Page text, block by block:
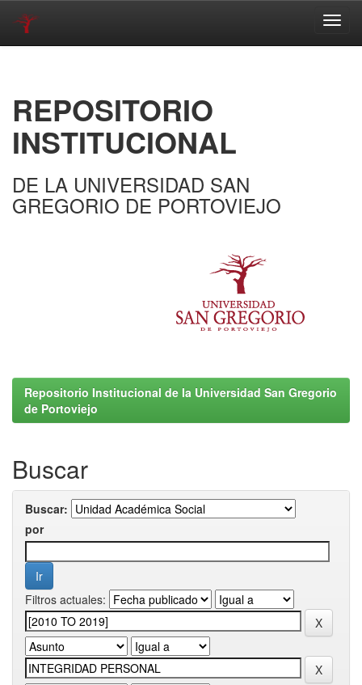
REPOSITORIO
INSTITUCIONAL
DE LA UNIVERSIDAD SAN
GREGORIO DE PORTOVIEJO
Repositorio Institucional de la Universidad San Gregorio
de Portoviejo
Buscar
Buscar:
por
Filtros actuales: